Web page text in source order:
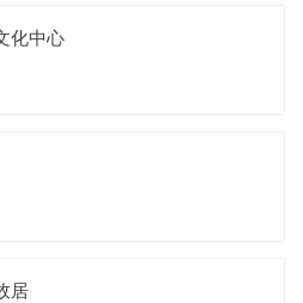
化中心
居